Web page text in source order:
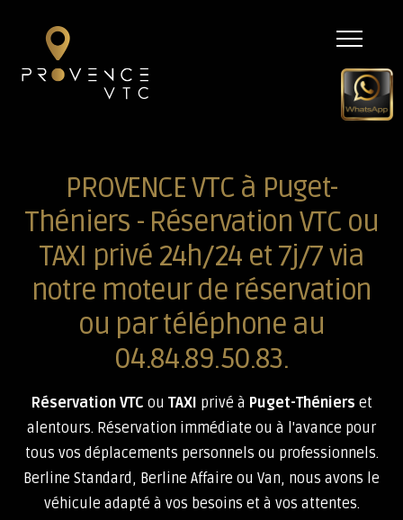
PROVENCE VTC à Puget-
Théniers - Réservation VTC ou
TAXI privé 24h/24 et 7j/7 via
notre moteur de réservation
ou par téléphone au
04.84.89.50.83.
Réservation VTC ou TAXI privé à Puget-Théniers et
alentours. Réservation immédiate ou à l'avance pour
tous vos déplacements personnels ou professionnels.
Berline Standard, Berline Affaire ou Van, nous avons le
véhicule adapté à vos besoins et à vos attentes.